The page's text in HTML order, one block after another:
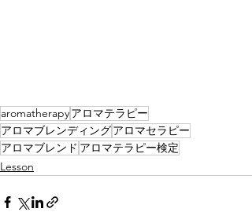
aromatherapyアロマテラピー
アロマブレンディングアロマセラピー
アロマブレンド アロマテラピー検定
Lesson